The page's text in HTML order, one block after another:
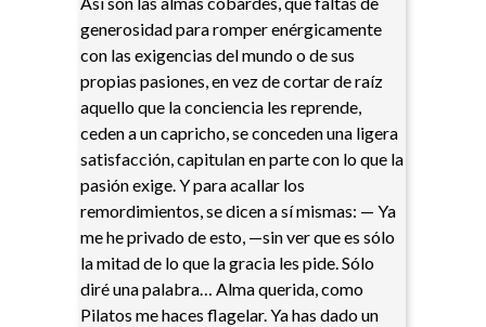
generosidad para romper enérgicamente
con las exigencias del mundo o de sus
propias pasiones, en vez de cortar de raíz
aquello que la conciencia les reprende,
ceden a un capricho, se conceden una ligera
satisfacción, capitulan en parte con lo que la
pasión exige. Y para acallar los
remordimientos, se dicen a sí mismas: — Ya
me he privado de esto, —sin ver que es sólo
la mitad de lo que la gracia les pide. Sólo
diré una palabra… Alma querida, como
Pilatos me haces flagelar. Ya has dado un